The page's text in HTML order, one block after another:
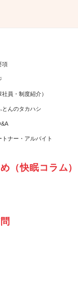
項
員・制度紹介）
とんのタカハシ
ナー・アルバイト
（快眠コラム）